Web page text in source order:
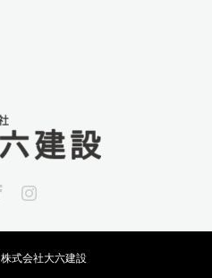
株式会社大六建設